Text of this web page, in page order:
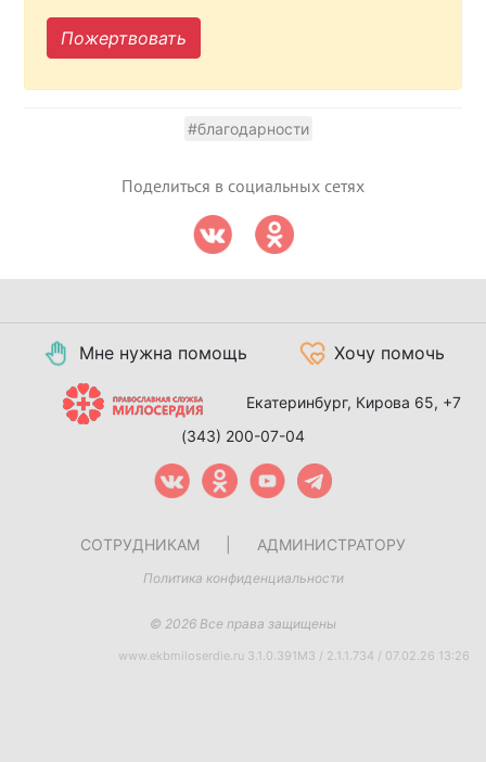
Пожертвовать
#благодарности
Поделиться в социальных сетях
Мне нужна помощь Хочу помочь
Екатеринбург, Кирова 65, +7
(343) 200-07-04
СОТРУДНИКАМ АДМИНИСТРАТОРУ
Политика конфиденциальности
© 2026 Все права защищены
www.ekbmiloserdie.ru 3.1.0.391M3 / 2.1.1.734 / 07.02.26 13:26